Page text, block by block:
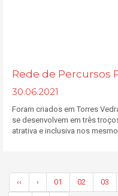
Rede de Percursos
30.06.2021
Foram criados em Torres
se desenvolvem em três
atrativa e inclusiva nos
‹‹ ‹ 01 02 03